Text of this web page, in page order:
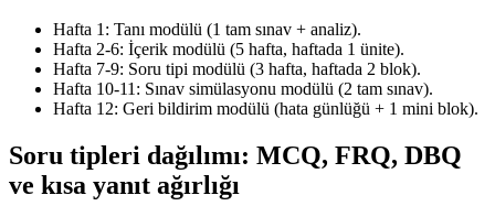
Hafta 1: Tanı modülü (1 tam sınav + analiz).
Hafta 2-6: İçerik modülü (5 hafta, haftada 1 ünite).
Hafta 7-9: Soru tipi modülü (3 hafta, haftada 2 blok).
Hafta 10-11: Sınav simülasyonu modülü (2 tam sınav).
Hafta 12: Geri bildirim modülü (hata günlüğü + 1 mini blok).
Soru tipleri dağılımı: MCQ, FRQ, DBQ
ve kısa yanıt ağırlığı